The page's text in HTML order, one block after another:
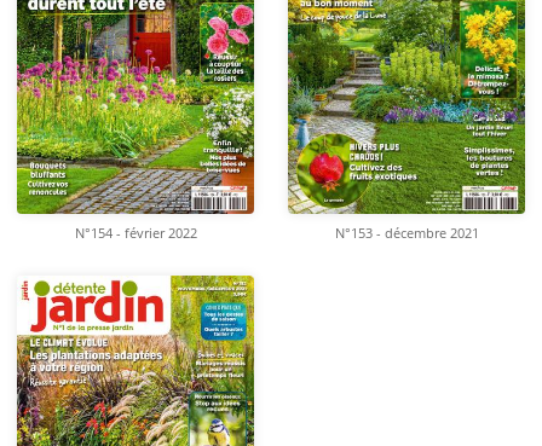
N°154 - février 2022 N°153 - décembre 2021